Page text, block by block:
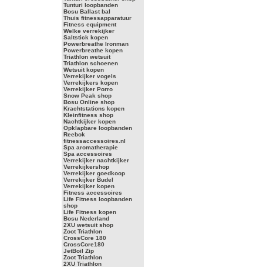
Tunturi loopbanden
Bosu Ballast bal
Thuis fitnessapparatuur
Fitness equipment
Welke verrekijker
Saltstick kopen
Powerbreathe Ironman
Powerbreathe kopen
Triathlon wetsuit
Triathlon schoenen
Wetsuit kopen
Verrekijker vogels
Verrekijkers kopen
Verrekijker Porro
Snow Peak shop
Bosu Online shop
Krachtstations kopen
Kleinfitness shop
Nachtkijker kopen
Opklapbare loopbanden
Reebok
fitnessaccessoires.nl
Spa aromatherapie
Spa accessoires
Verrekijker nachtkijker
Verrekijkershop
Verrekijker goedkoop
Verrekijker Budel
Verrekijker kopen
Fitness accessoires
Life Fitness loopbanden
shop
Life Fitness kopen
Bosu Nederland
2XU wetsuit shop
Zoot Triathlon
CrossCore 180
CrossCore180
JetBoil Zip
Zoot Triathlon
2XU Triathlon